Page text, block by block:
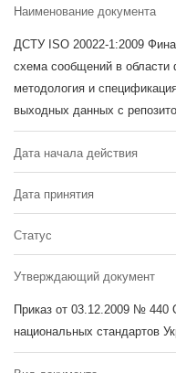
Наименование документа
ДСТУ ISO 20022-1:2009
схема сообщений в
методология и
выходных данных с
Дата начала действия
Дата принятия
Статус
Утверждающий документ
Приказ от 03.12.2009 № 440
национальных стандартов